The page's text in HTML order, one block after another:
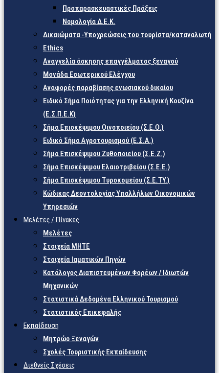
Προπαρασκευαστικές Πράξεις
Νομολογία Δ.Ε.Κ.
Δικαιώματα -Υποχρεώσεις του τουρίστα/καταναλωτή
Ethics
Αναγγελία άσκησης επαγγέλματος ξεναγού
Μονάδα Εσωτερικού Ελέγχου
Αναφορές παραβίασης ενωσιακού δικαίου
Ειδικό Σήμα Ποιότητας για την Ελληνική Κουζίνα
(Ε.Σ.Π.Ε.Κ)
Σήμα Επισκέψιμου Οινοποιείου (Σ.Ε.Ο.)
Ειδικό Σήμα Αγροτουρισμού (Ε.Σ.Α.)
Σήμα Επισκέψιμου Ζυθοποιείου (Σ.Ε.Ζ.)
Σήμα Επισκέψιμου Ελαιοτριβείου (Σ.Ε.Ε.)
Σήμα Επισκέψιμου Τυροκομείου (Σ.Ε.TY.)
Κώδικας Δεοντολογίας Υπαλλήλων Οικονομικών
Υπηρεσιών
Μελέτες / Πίνακες
Μελέτες
Στοιχεία ΜΗΤΕ
Στοιχεία Ιαματικών Πηγών
Κατάλογος Διαπιστευμένων Φορέων / Ιδιωτών
Μηχανικών
Στατιστικά Δεδομένα Ελληνικού Τουρισμού
Στατιστικός Επικεφαλής
Εκπαίδευση
Μητρώο Ξεναγών
Σχολές Τουριστικής Εκπαίδευσης
Διεθνείς Σχέσεις